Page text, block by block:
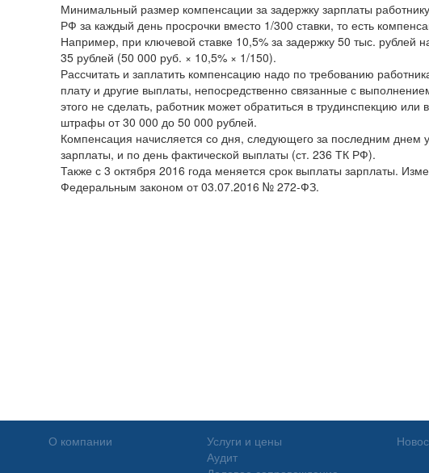
Минимальный размер компенсации за задержку зарплаты
РФ за каждый день просрочки вместо 1/300 ставки, то есть
Например, при ключевой ставке 10,5% за задержку 50 тыс. рублей
35 рублей (50 000 руб. × 10,5% × 1/150).
Рассчитать и заплатить компенсацию надо по требованию
плату и другие выплаты, непосредственно связанные с
этого не сделать, работник может обратиться в трудинспекцию или
штрафы от 30 000 до 50 000 рублей.
Компенсация начисляется со дня, следующего за последним днем
зарплаты, и по день фактической выплаты (ст. 236 ТК РФ).
Также с 3 октября 2016 года меняется срок выплаты зарплаты.
Федеральным законом от 03.07.2016 № 272-ФЗ.
О компании
Услуги и цены
Аудит